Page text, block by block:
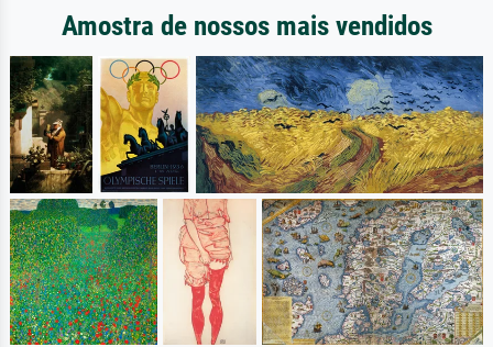
Amostra de nossos mais vendidos